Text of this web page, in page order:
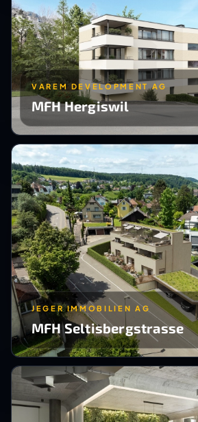
VAREM DEVELOPMENT AG
MFH Hergiswil
JEGER IMMOBILIEN AG
MFH Seltisbergstrasse